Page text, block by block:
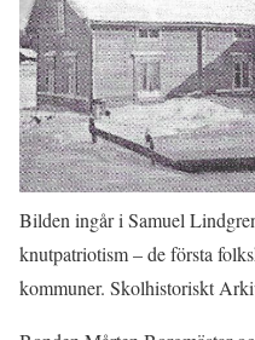
Bilden ingår i Samuel
knutpatriotism – de första
kommuner. Skolhistoriskt